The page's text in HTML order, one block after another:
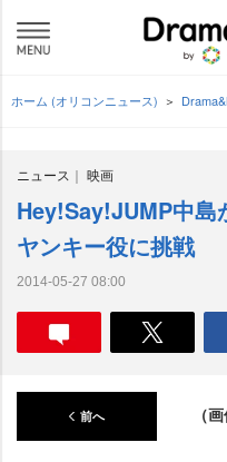
ホーム (オリコンニュース)
ニュース 映画
Hey!Say!JUMP中島
ヤンキー役に挑戦
2014-05-27 08:00
前へ （